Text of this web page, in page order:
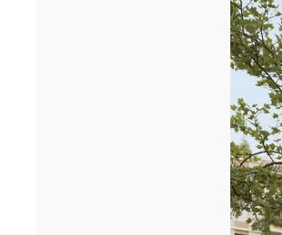
Nos logements bioclimatiques pour les
Cheikh Anta Diop de Dakar remportent le